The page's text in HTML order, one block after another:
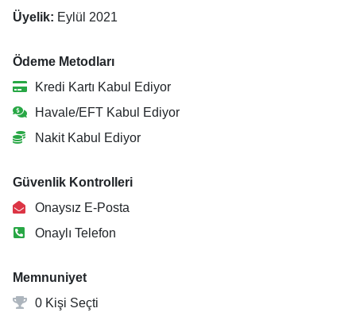
Üyelik: Eylül 2021
Ödeme Metodları
Kredi Kartı Kabul Ediyor
Havale/EFT Kabul Ediyor
Nakit Kabul Ediyor
Güvenlik Kontrolleri
Onaysız E-Posta
Onaylı Telefon
Memnuniyet
0 Kişi Seçti